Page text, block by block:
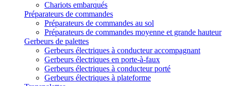
Chariots embarqués
Préparateurs de commandes
Préparateurs de commandes au sol
Préparateurs de commandes moyenne et grande hauteur
Gerbeurs de palettes
Gerbeurs électriques à conducteur accompagnant
Gerbeurs électriques en porte-à-faux
Gerbeurs électriques à conducteur porté
Gerbeurs électriques à plateforme